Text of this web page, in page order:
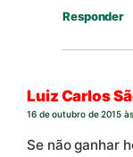
Responder
Luiz Carlos
16 de outubro de 2015
Se não ganhar